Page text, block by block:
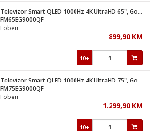
Televizor Smart QLED 1000Hz 4K UltraHD 65", Google TV
FM65EG9000QF
Fobem
899,90 KM
10+
Televizor Smart QLED 1000Hz 4K UltraHD 75", Google TV
FM75EG9000QF
Fobem
1.299,90 KM
10+